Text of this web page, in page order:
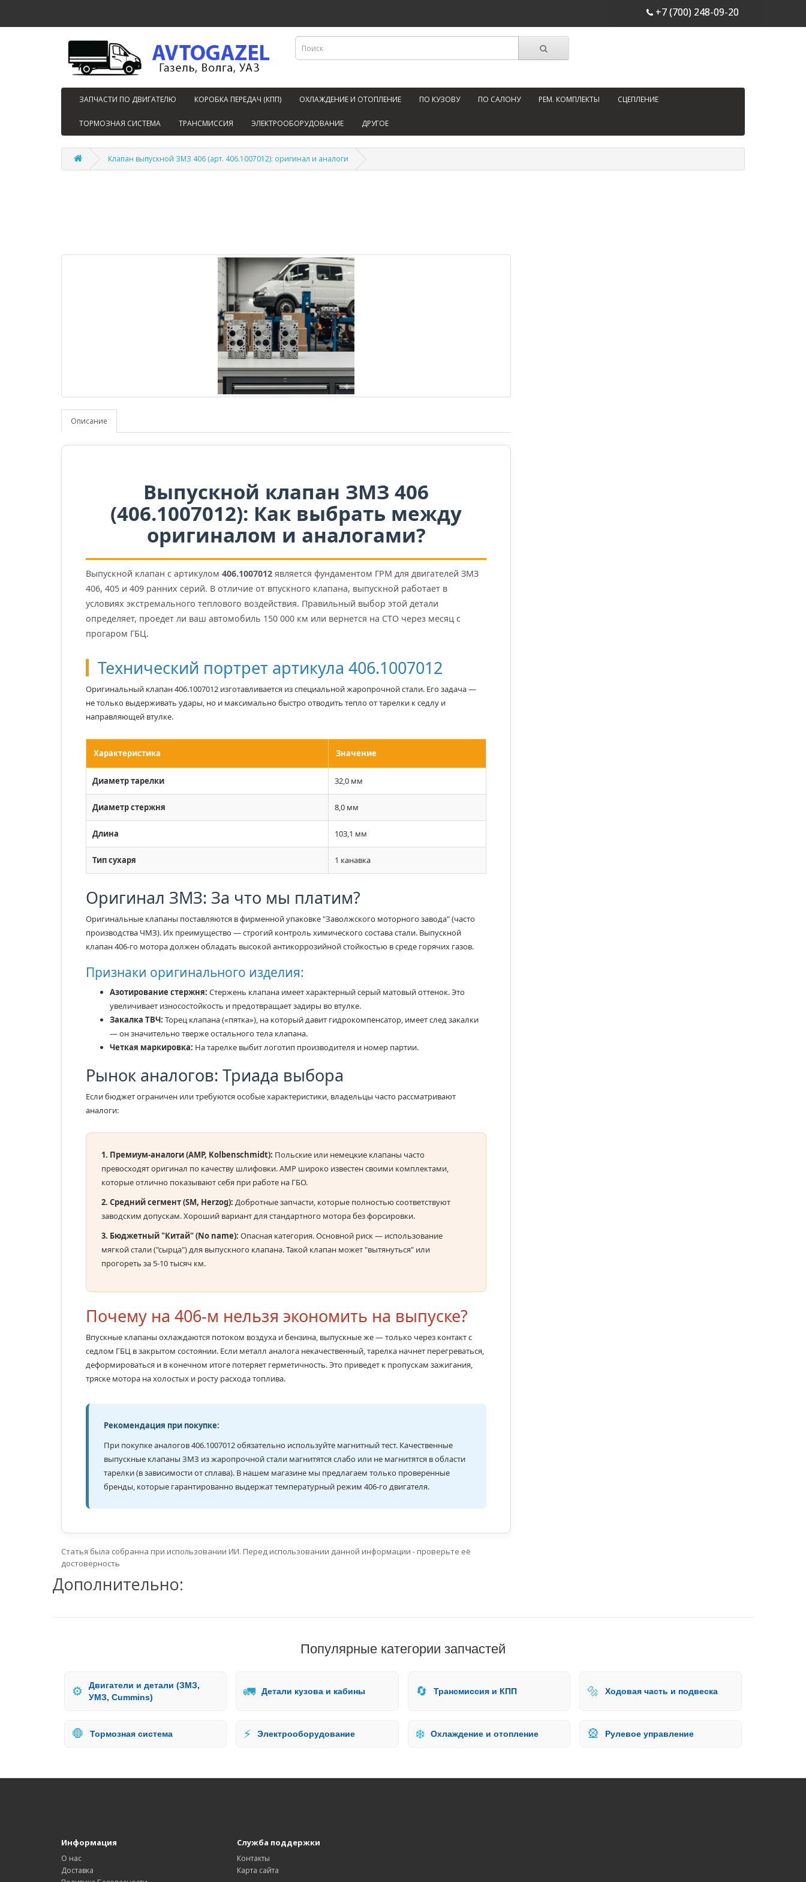
+7 (700) 248-09-20
ЗАПЧАСТИ ПО ДВИГАТЕЛЮ КОРОБКА ПЕРЕДАЧ (КПП) ОХЛАЖДЕНИЕ И ОТОПЛЕНИЕ ПО КУЗОВУ ПО САЛОНУ РЕМ. КОМПЛЕКТЫ СЦЕПЛЕНИЕ
ТОРМОЗНАЯ СИСТЕМА ТРАНСМИССИЯ ЭЛЕКТРООБОРУДОВАНИЕ ДРУГОЕ
Клапан выпускной ЗМЗ 406 (арт. 406.1007012): оригинал и аналоги
Описание
Выпускной клапан ЗМЗ 406
(406.1007012): Как выбрать между
оригиналом и аналогами?
Выпускной клапан с артикулом 406.1007012 является фундаментом ГРМ для двигателей ЗМЗ
406, 405 и 409 ранних серий. В отличие от впускного клапана, выпускной работает в
условиях экстремального теплового воздействия. Правильный выбор этой детали
определяет, проедет ли ваш автомобиль 150 000 км или вернется на СТО через месяц с
прогаром ГБЦ.
Технический портрет артикула 406.1007012
Оригинальный клапан 406.1007012 изготавливается из специальной жаропрочной стали. Его задача —
не только выдерживать удары, но и максимально быстро отводить тепло от тарелки к седлу и
направляющей втулке.
Характеристика Значение
Диаметр тарелки 32,0 мм
Диаметр стержня 8,0 мм
Длина 103,1 мм
Тип сухаря 1 канавка
Оригинал ЗМЗ: За что мы платим?
Оригинальные клапаны поставляются в фирменной упаковке "Заволжского моторного завода" (часто
производства ЧМЗ). Их преимущество — строгий контроль химического состава стали. Выпускной
клапан 406-го мотора должен обладать высокой антикоррозийной стойкостью в среде горячих газов.
Признаки оригинального изделия:
Азотирование стержня: Стержень клапана имеет характерный серый матовый оттенок. Это
увеличивает износостойкость и предотвращает задиры во втулке.
Закалка ТВЧ: Торец клапана («пятка»), на который давит гидрокомпенсатор, имеет след закалки
— он значительно тверже остального тела клапана.
Четкая маркировка: На тарелке выбит логотип производителя и номер партии.
Рынок аналогов: Триада выбора
Если бюджет ограничен или требуются особые характеристики, владельцы часто рассматривают
аналоги:
1. Премиум-аналоги (AMP, Kolbenschmidt): Польские или немецкие клапаны часто
превосходят оригинал по качеству шлифовки. AMP широко известен своими комплектами,
которые отлично показывают себя при работе на ГБО.
2. Средний сегмент (SM, Herzog): Добротные запчасти, которые полностью соответствуют
заводским допускам. Хороший вариант для стандартного мотора без форсировки.
3. Бюджетный "Китай" (No name): Опасная категория. Основной риск — использование
мягкой стали ("сырца") для выпускного клапана. Такой клапан может "вытянуться" или
прогореть за 5-10 тысяч км.
Почему на 406-м нельзя экономить на выпуске?
Впускные клапаны охлаждаются потоком воздуха и бензина, выпускные же — только через контакт с
седлом ГБЦ в закрытом состоянии. Если металл аналога некачественный, тарелка начнет перегреваться,
деформироваться и в конечном итоге потеряет герметичность. Это приведет к пропускам зажигания,
тряске мотора на холостых и росту расхода топлива.
Рекомендация при покупке:
При покупке аналогов 406.1007012 обязательно используйте магнитный тест. Качественные
выпускные клапаны ЗМЗ из жаропрочной стали магнитятся слабо или не магнитятся в области
тарелки (в зависимости от сплава). В нашем магазине мы предлагаем только проверенные
бренды, которые гарантированно выдержат температурный режим 406-го двигателя.
Статья была собранна при использовании ИИ. Перед использовании данной информации - проверьте её
достоверность
Дополнительно:
Популярные категории запчастей
⚙️
Двигатели и детали (ЗМЗ,
УМЗ, Cummins)
🚛 Детали кузова и кабины 🔄 Трансмиссия и КПП 🔩 Ходовая часть и подвеска
🛑 Тормозная система ⚡ Электрооборудование ❄️ Охлаждение и отопление 🎡 Рулевое управление
Информация
О нас
Доставка
Служба поддержки
Контакты
Карта сайта